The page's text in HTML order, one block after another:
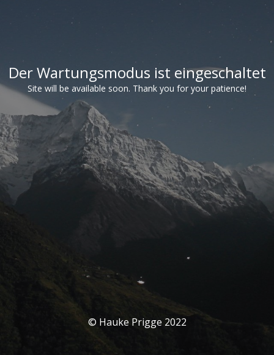
Der Wartungsmodus ist eingeschaltet
Site will be available soon. Thank you for your patience!
© Hauke Prigge 2022